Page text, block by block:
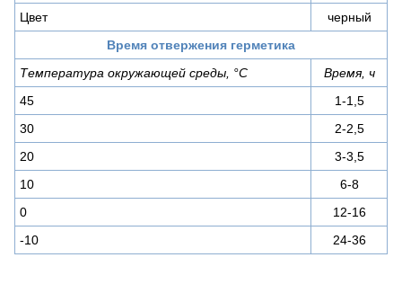
Цвет
черный
Время отвержения герметика
Температура окружающей среды, °С
Время, ч
45
1-1,5
30
2-2,5
20
3-3,5
10
6-8
0
12-16
-10
24-36